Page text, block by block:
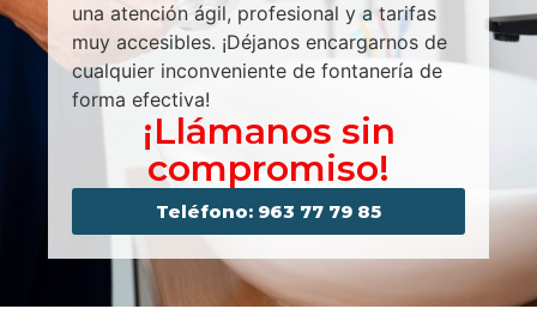
una atención ágil, profesional y a tarifas
muy accesibles. ¡Déjanos encargarnos de
cualquier inconveniente de fontanería de
forma efectiva!
¡Llámanos sin
compromiso!
Teléfono: 963 77 79 85